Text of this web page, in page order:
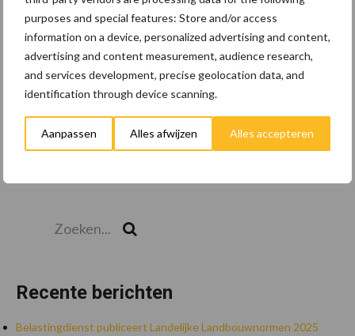
purposes and special features: Store and/or access
information on a device, personalized advertising and content,
advertising and content measurement, audience research,
and services development, precise geolocation data, and
identification through device scanning.
Aanpassen Alles afwijzen Alles accepteren
Toon meer
Recente berichten
Belastingdienst publiceert Landelijke Landbouwnormen 2025